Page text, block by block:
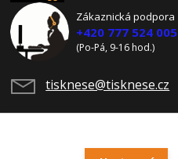
Zákaznická podpora
+420 777 524 005
(Po-Pá, 9-16 hod.)
tisknese@tisknese.cz